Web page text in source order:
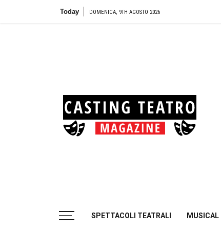
Today DOMENICA, 9TH AGOSTO 2026
SPETTACOLI TEATRALI MUSICAL